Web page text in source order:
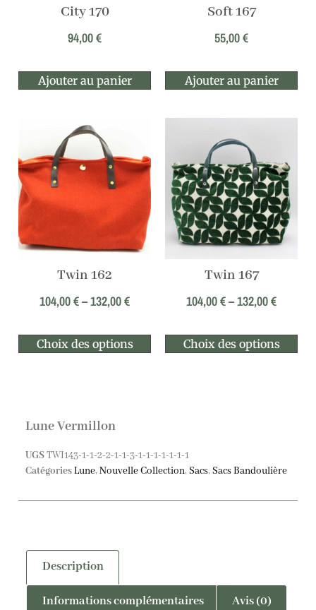
City 170
94,00€
Ajouter au panier
Soft 167
55,00€
Ajouter au panier
Twin 162
104,00€–132,00€
Choix des options
Twin 167
104,00€–132,00€
Choix des options
Lune Vermillon
UGSTWI143-1-1-2-2-1-1-3-1-1-1-1-1-1-1
CatégoriesLune, Nouvelle Collection, Sacs, Sacs Bandoulière
Description
Informations complémentaires Avis (0)